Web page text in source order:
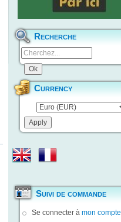
Recherche
Currency
Suivi de commande
Se connecter à mon compte